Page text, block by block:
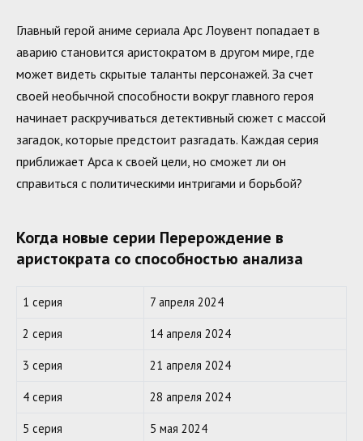
Главный герой аниме сериала Арс Лоувент попадает в
аварию становится аристократом в другом мире, где
может видеть скрытые таланты персонажей. За счет
своей необычной способности вокруг главного героя
начинает раскручиваться детективный сюжет с массой
загадок, которые предстоит разгадать. Каждая серия
приближает Арса к своей цели, но сможет ли он
справиться с политическими интригами и борьбой?
Когда новые серии Перерождение в
аристократа со способностью анализа
1 серия 7 апреля 2024
2 серия 14 апреля 2024
3 серия 21 апреля 2024
4 серия 28 апреля 2024
5 серия 5 мая 2024